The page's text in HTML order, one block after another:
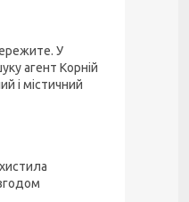
У
агент Корній
і містичний